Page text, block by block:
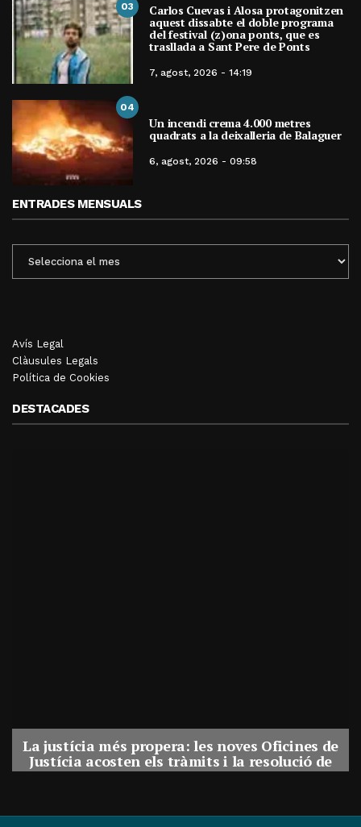
03 Carlos Cuevas i Alosa protagonitzen
aquest dissabte el doble programa
del festival (z)ona ponts, que es
trasllada a Sant Pere de Ponts
7, agost, 2026 - 14:19
04
Un incendi crema 4.000 metres
quadrats a la deixalleria de Balaguer
6, agost, 2026 - 09:58
ENTRADES MENSUALS
MENSUALS
Avís Legal
Clàusules Legals
Política de Cookies
DESTACADES
La justícia més propera: les noves Oficines de
Justícia acosten els tràmits i la resolució de
conflictes als municipis de Catalunya